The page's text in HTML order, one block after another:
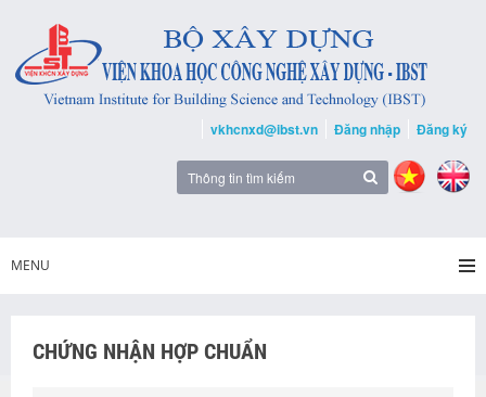
vkhcnxd@ibst.vn Đăng nhập Đăng ký
MENU
CHỨNG NHẬN HỢP CHUẨN